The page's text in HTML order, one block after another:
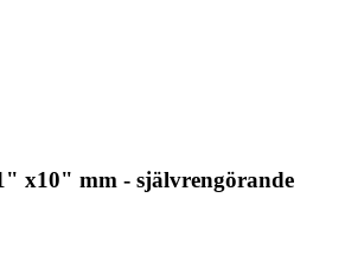
x10" mm - självrengörande